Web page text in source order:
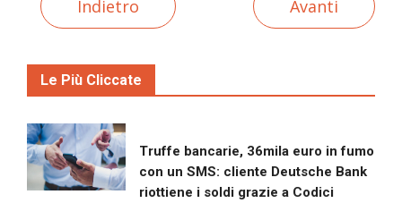
Indietro Avanti
Le Più Cliccate
Truffe bancarie, 36mila euro in fumo
con un SMS: cliente Deutsche Bank
riottiene i soldi grazie a Codici